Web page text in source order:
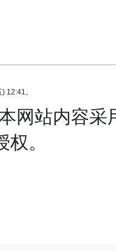
12:41。
网站内容采
权。